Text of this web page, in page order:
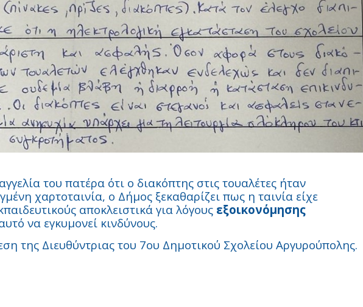
του πατέρα ότι ο διακόπτης στις τουαλέτες ήταν
χαρτοταινία, ο Δήμος ξεκαθαρίζει πως η ταινία είχε
αποκλειστικά για λόγους εξοικονόμησης
να εγκυμονεί κινδύνους.
της Διευθύντριας του 7ου Δημοτικού Σχολείου Αργυρούπολης.